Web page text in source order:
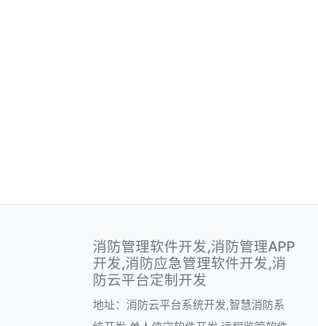
消防管理软件开发,消防管理APP
开发,消防应急管理软件开发,消
防云平台定制开发
地址：消防云平台系统开发,智慧消防系